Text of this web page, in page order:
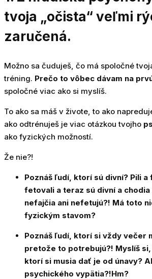
tvoja „očista“ veľmi
zaručená.
Možno sa čuduješ, čo má spoločné
tréning. Prečo to vôbec dávam na
spoločné viac ako si myslíš.
To ako sa máš v živote, to ako
ako odtrénuješ je viac otázkou tvojho
ako fyzických možností.
Že nie?!
Poznáš ľudí, ktorí sú divní? Pili
fetovali a teraz sú divní a
nefajčia ani nefetujú?! Má toto
fyzickým stavom?
Poznáš ľudí, ktorí si vždy večer
pretože to potrebujú?! Myslíš
ktorí si musia dať je od únavy?
psychického vypätia?!Hm?